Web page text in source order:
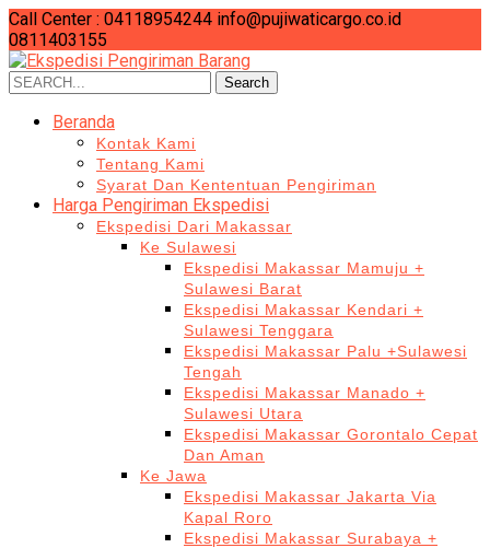
Call Center : 04118954244 info@pujiwaticargo.co.id
0811403155
Search
for:
Search
Beranda
Kontak Kami
Tentang Kami
Syarat Dan Kententuan Pengiriman
Harga Pengiriman Ekspedisi
Ekspedisi Dari Makassar
Ke Sulawesi
Ekspedisi Makassar Mamuju +
Sulawesi Barat
Ekspedisi Makassar Kendari +
Sulawesi Tenggara
Ekspedisi Makassar Palu +Sulawesi
Tengah
Ekspedisi Makassar Manado +
Sulawesi Utara
Ekspedisi Makassar Gorontalo Cepat
Dan Aman
Ke Jawa
Ekspedisi Makassar Jakarta Via
Kapal Roro
Ekspedisi Makassar Surabaya +